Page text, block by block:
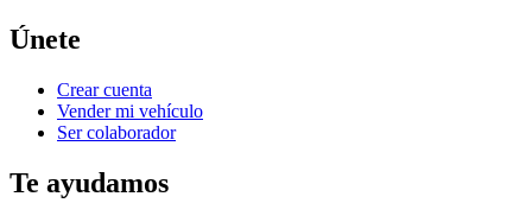
Únete
Crear cuenta
Vender mi vehículo
Ser colaborador
Te ayudamos